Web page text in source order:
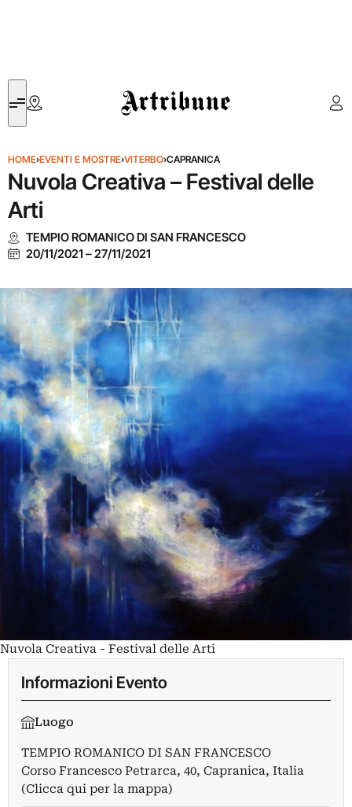
Artribune
HOME›EVENTI E MOSTRE›VITERBO›CAPRANICA
Nuvola Creativa – Festival delle
Arti
TEMPIO ROMANICO DI SAN FRANCESCO
20/11/2021 –27/11/2021
Nuvola Creativa - Festival delle Arti
Informazioni Evento
Luogo
TEMPIO ROMANICO DI SAN FRANCESCO
Corso Francesco Petrarca, 40, Capranica, Italia
(Clicca qui per la mappa)